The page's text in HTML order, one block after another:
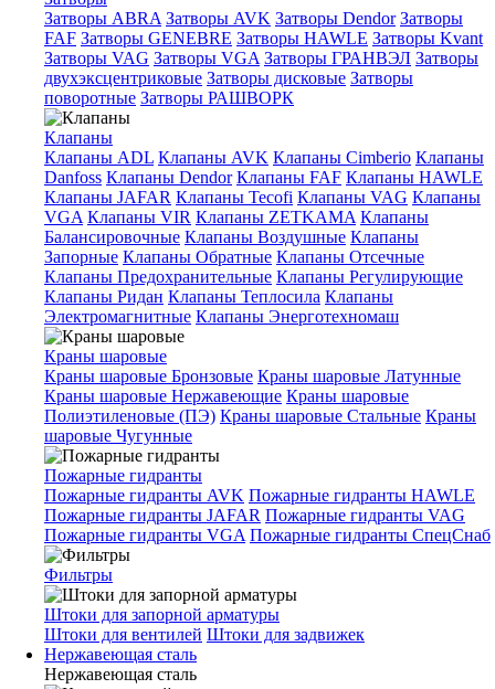
Затворы ABRA Затворы AVK Затворы Dendor Затворы
FAF Затворы GENEBRE Затворы HAWLE Затворы Kvant
Затворы VAG Затворы VGA Затворы ГРАНВЭЛ Затворы
двухэксцентриковые Затворы дисковые Затворы
поворотные Затворы РАШВОРК
Клапаны
Клапаны ADL Клапаны AVK Клапаны Cimberio Клапаны
Danfoss Клапаны Dendor Клапаны FAF Клапаны HAWLE
Клапаны JAFAR Клапаны Tecofi Клапаны VAG Клапаны
VGA Клапаны VIR Клапаны ZETKAMA Клапаны
Балансировочные Клапаны Воздушные Клапаны
Запорные Клапаны Обратные Клапаны Отсечные
Клапаны Предохранительные Клапаны Регулирующие
Клапаны Ридан Клапаны Теплосила Клапаны
Электромагнитные Клапаны Энерготехномаш
Краны шаровые
Краны шаровые Бронзовые Краны шаровые Латунные
Краны шаровые Нержавеющие Краны шаровые
Полиэтиленовые (ПЭ) Краны шаровые Стальные Краны
шаровые Чугунные
Пожарные гидранты
Пожарные гидранты AVK Пожарные гидранты HAWLE
Пожарные гидранты JAFAR Пожарные гидранты VAG
Пожарные гидранты VGA Пожарные гидранты СпецСнаб
Фильтры
Штоки для запорной арматуры
Штоки для вентилей Штоки для задвижек
Нержавеющая сталь
Нержавеющая сталь